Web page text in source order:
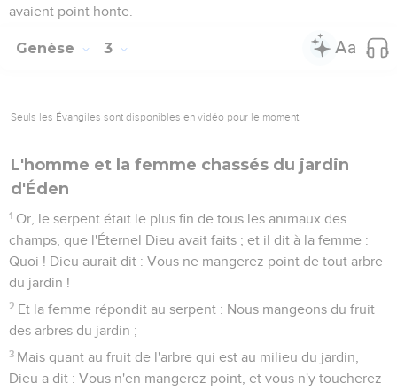
avaient point honte.
Genèse 3
Seuls les Évangiles sont disponibles en vidéo pour le moment.
L'homme et la femme chassés du jardin
d'Éden
1 Or, le serpent était le plus fin de tous les animaux des
champs, que l'Éternel Dieu avait faits ; et il dit à la femme :
Quoi ! Dieu aurait dit : Vous ne mangerez point de tout arbre
du jardin !
2 Et la femme répondit au serpent : Nous mangeons du fruit
des arbres du jardin ;
3 Mais quant au fruit de l'arbre qui est au milieu du jardin,
Dieu a dit : Vous n'en mangerez point, et vous n'y toucherez